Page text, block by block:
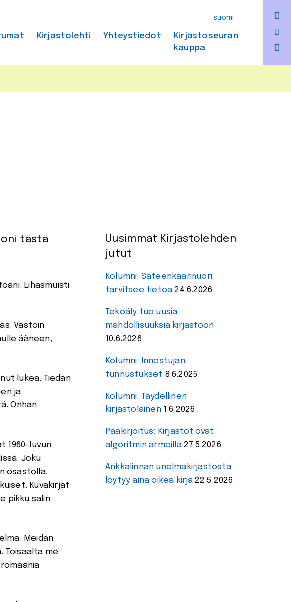
suomi
Kirjastolehti Yhteystiedot
Kirjastoseuran
kauppa
tästä
Lihasmuisti
Vastoin
ääneen,
lukea. Tiedän
ja
Onhan
1960-luvun
Joku
osastolla,
Kuvakirjat
pikku salin
Meidän
Toisaalta me
Uusimmat Kirjastolehden
jutut
Kolumni: Sateenkaarinuori
tarvitsee tietoa 24.6.2026
Tekoäly tuo uusia
mahdollisuuksia kirjastoon
10.6.2026
Kolumni: Innostujan
tunnustukset 8.6.2026
Kolumni: Täydellinen
kirjastolainen 1.6.2026
Pääkirjoitus: Kirjastot ovat
algoritmin armoilla 27.5.2026
Ankkalinnan unelmakirjastosta
löytyy aina oikea kirja 22.5.2026